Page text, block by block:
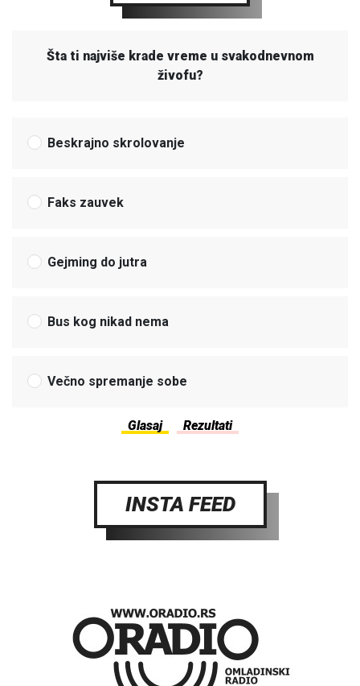
Šta ti najviše krade vreme u svakodnevnom
živofu?
Beskrajno skrolovanje
Faks zauvek
Gejming do jutra
Bus kog nikad nema
Večno spremanje sobe
INSTA FEED